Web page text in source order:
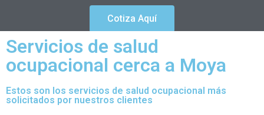
Cotiza Aquí
Servicios de salud
ocupacional cerca a Moya
Estos son los servicios de salud ocupacional más
solicitados por nuestros clientes